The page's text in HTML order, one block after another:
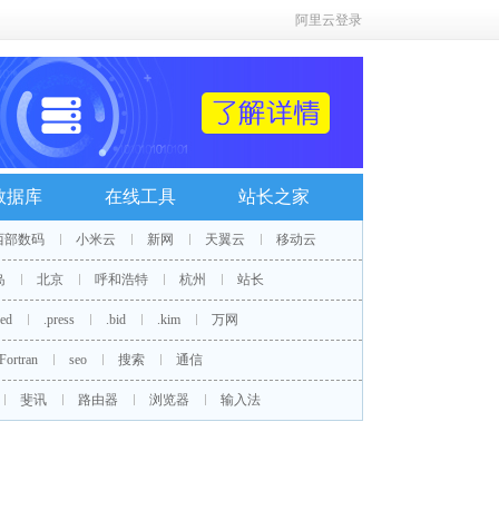
阿里云登录
据库 在线工具 站长之家
部数码 小米云 新网 天翼云 移动云
北京 呼和浩特 杭州 站长
.press .bid .kim 万网
Fortran seo 搜索 通信
斐讯 路由器 浏览器 输入法